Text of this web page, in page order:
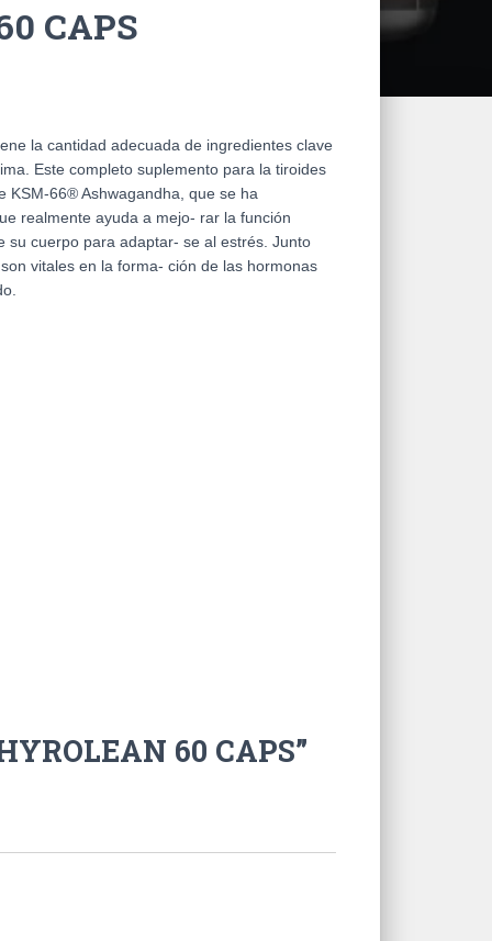
CAPS
la cantidad adecuada de ingredientes clave
Este completo suplemento para la tiroides
KSM-66® Ashwagandha, que se ha
realmente ayuda a mejo- rar la función
su cuerpo para adaptar- se al estrés. Junto
vitales en la forma- ción de las hormonas
60 CAPS”